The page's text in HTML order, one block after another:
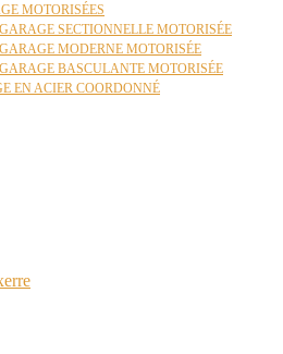
MOTORISÉES
SECTIONNELLE MOTORISÉE
MODERNE MOTORISÉE
BASCULANTE MOTORISÉE
EN ACIER COORDONNÉ